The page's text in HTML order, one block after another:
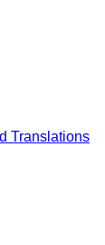
Translations